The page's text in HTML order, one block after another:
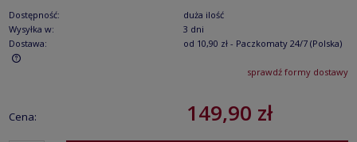
Dostępność:
duża ilość
Wysyłka w:
3 dni
Dostawa:
od 10,90 zł - Paczkomaty 24/7 (Polska)
Cena nie zawiera ewentualnych kosztów płatnościsprawdź formy dostawy
Cena: 149,90 zł